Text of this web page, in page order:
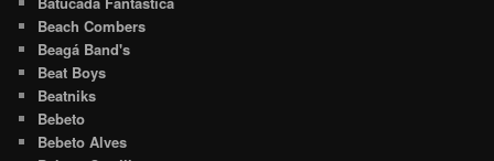
Beach Combers
Beagá Band's
Beat Boys
Beatniks
Bebeto
Bebeto Alves